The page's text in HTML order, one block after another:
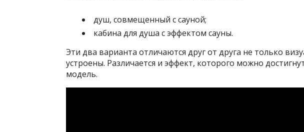
душ, совмещенный с сауной;
кабина для душа с эффектом сауны.
Эти два варианта отличаются друг от друга не только
устроены. Различается и эффект, которого можно
модель.